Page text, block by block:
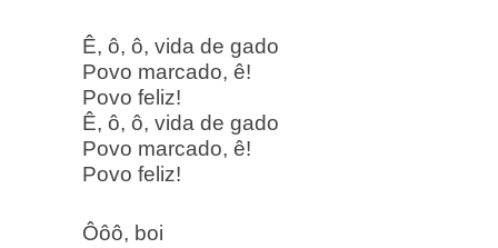
Ê, ô, ô, vida de gado
Povo marcado, ê!
Povo feliz!
Ê, ô, ô, vida de gado
Povo marcado, ê!
Povo feliz!
Ôôô, boi